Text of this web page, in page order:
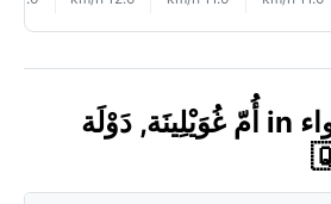
مؤشر جودة الهواء in أُمّ غُوَيْلِينَة, دَوْلَة